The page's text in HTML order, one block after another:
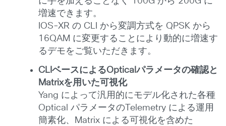
増速できます。
IOS-XR の CLI から変調方式を QPSK から
16QAM に変更することにより動的に増速す
るデモをご覧いただきます。
CLIベースによるOpticalパラメータの確認と
Matrixを用いた可視化
Yang によって汎用的にモデル化された各種
Optical パラメータのTelemetry による運用
簡素化、Matrix による可視化を含めた